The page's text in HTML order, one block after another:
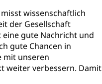
wissenschaftlich
der Gesellschaft
gute Nachricht und
gute Chancen in
mit unseren
weiter verbessern. Damit